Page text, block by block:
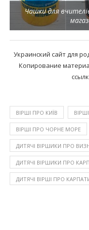
Чашки для
Украинский сайт для
Копирование
ВІРШІ ПРО КИЇВ
ВІРШІ ПРО ЧОРНЕ МОРЕ
ДИТЯЧІ ВІРШИКИ ПРО
ДИТЯЧІ ВІРШИКИ ПРО
ДИТЯЧІ ВІРШІ ПРО